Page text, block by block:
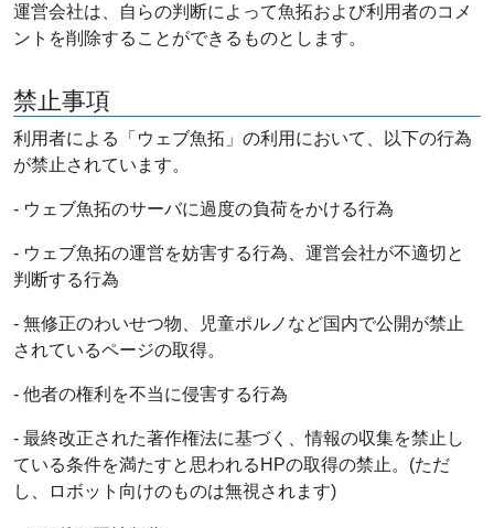
運営会社は、自らの判断によって魚拓および利用者のコメ
ントを削除することができるものとします。
禁止事項
利用者による「ウェブ魚拓」の利用において、以下の行為
が禁止されています。
- ウェブ魚拓のサーバに過度の負荷をかける行為
- ウェブ魚拓の運営を妨害する行為、運営会社が不適切と
判断する行為
- 無修正のわいせつ物、児童ポルノなど国内で公開が禁止
されているページの取得。
- 他者の権利を不当に侵害する行為
- 最終改正された著作権法に基づく、情報の収集を禁止し
ている条件を満たすと思われるHPの取得の禁止。(ただ
し、ロボット向けのものは無視されます)